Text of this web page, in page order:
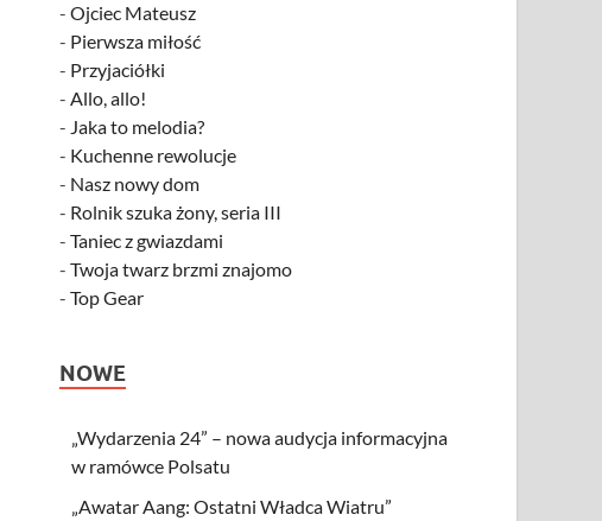
-Ojciec Mateusz
- Pierwsza miłość
- Przyjaciółki
-Allo, allo!
- Jaka to melodia?
- Kuchenne rewolucje
- Nasz nowy dom
- Rolnik szuka żony, seria III
-Taniec z gwiazdami
-Twoja twarz brzmi znajomo
-Top Gear
NOWE
„Wydarzenia 24” – nowa audycja informacyjna
w ramówce Polsatu
„Awatar Aang: Ostatni Władca Wiatru”